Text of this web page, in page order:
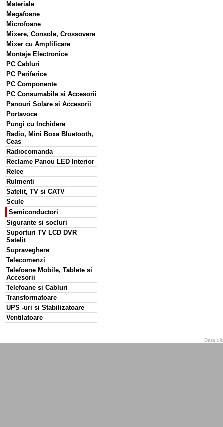
Materiale
Megafoane
Microfoane
Mixere, Console, Crossovere
Mixer cu Amplificare
Montaje Electronice
PC Cabluri
PC Periferice
PC Componente
PC Consumabile si Accesorii
Panouri Solare si Accesorii
Portavoce
Pungi cu Inchidere
Radio, Mini Boxa Bluetooth,
Ceas
Radiocomanda
Reclame Panou LED Interior
Relee
Rulmenti
Satelit, TV si CATV
Scule
Semiconductori
Sigurante si socluri
Suporturi TV LCD DVR
Satelit
Supraveghere
Telecomenzi
Telefoane Mobile, Tablete si
Accesorii
Telefoane si Cabluri
Transformatoare
UPS -uri si Stabilizatoare
Ventilatoare
Data